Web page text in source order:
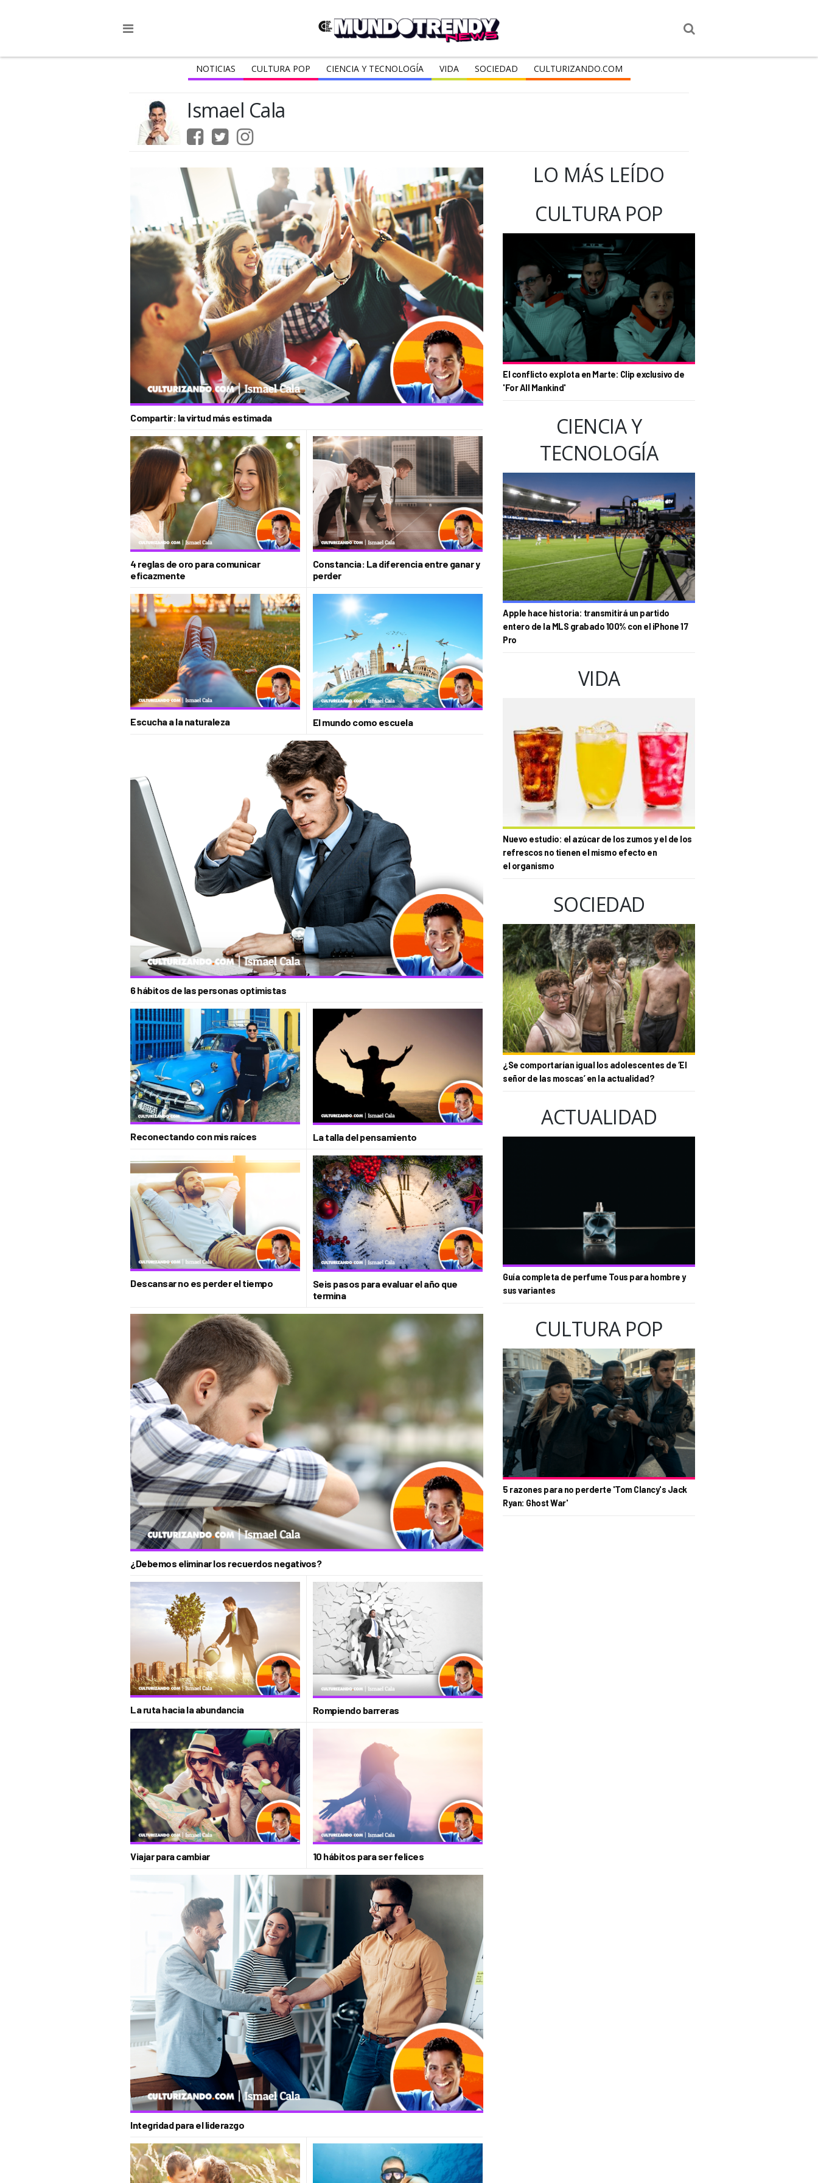
NOTICIAS CULTURA POP CIENCIA Y TECNOLOGÍA VIDA SOCIEDAD CULTURIZANDO.COM
Ismael Cala
Compartir: la virtud más estimada
4 reglas de oro para comunicar
eficazmente
Constancia: La diferencia entre ganar y
perder
Escucha a la naturaleza El mundo como escuela
6 hábitos de las personas optimistas
Reconectando con mis raíces La talla del pensamiento
Descansar no es perder el tiempo
Seis pasos para evaluar el año que
termina
¿Debemos eliminar los recuerdos negativos?
La ruta hacia la abundancia Rompiendo barreras
Viajar para cambiar 10 hábitos para ser felices
Integridad para el liderazgo
LO MÁS LEÍDO
CULTURA POP
El conflicto explota en Marte: Clip exclusivo de
'For All Mankind'
CIENCIA Y
TECNOLOGÍA
Apple hace historia: transmitirá un partido
entero de la MLS grabado 100% con el iPhone 17
Pro
VIDA
Nuevo estudio: el azúcar de los zumos y el de los
refrescos no tienen el mismo efecto en
el organismo
SOCIEDAD
¿Se comportarían igual los adolescentes de ‘El
señor de las moscas’ en la actualidad?
ACTUALIDAD
Guía completa de perfume Tous para hombre y
sus variantes
CULTURA POP
5 razones para no perderte 'Tom Clancy's Jack
Ryan: Ghost War'